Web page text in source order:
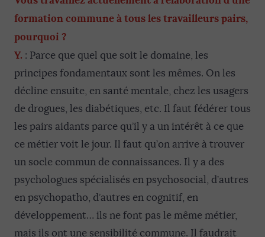
formation commune à tous les travailleurs pairs,
pourquoi ?
Y. : Parce que quel que soit le domaine, les
principes fondamentaux sont les mêmes. On les
décline ensuite, en santé mentale, chez les usagers
de drogues, les diabétiques, etc. Il faut fédérer tous
les pairs aidants parce qu’il y a un intérêt à ce que
ce métier voit le jour. Il faut qu’on arrive à trouver
un socle commun de connaissances. Il y a des
psychologues spécialisés en psychosocial, d’autres
en psychopatho, d’autres en cognitif, en
développement… ils ne font pas le même métier,
mais ils ont une sensibilité commune. Il faudrait